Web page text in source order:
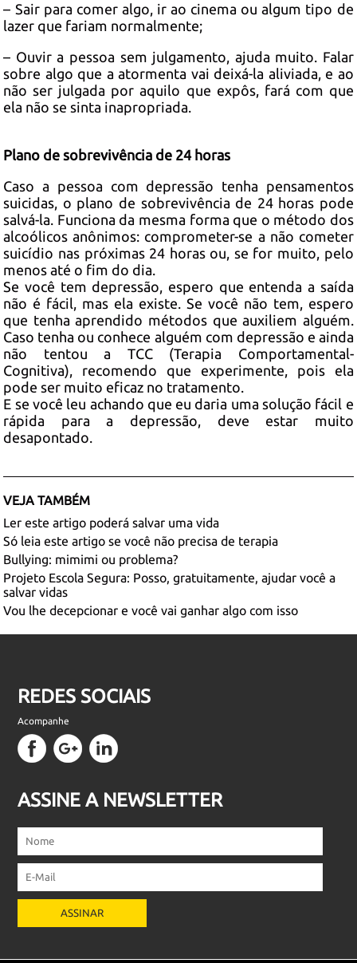
– Sair para comer algo, ir ao cinema ou algum tipo de
lazer que fariam normalmente;
– Ouvir a pessoa sem julgamento, ajuda muito. Falar
sobre algo que a atormenta vai deixá-la aliviada, e ao
não ser julgada por aquilo que expôs, fará com que
ela não se sinta inapropriada.
Plano de sobrevivência de 24 horas
Caso a pessoa com depressão tenha pensamentos
suicidas, o plano de sobrevivência de 24 horas pode
salvá-la. Funciona da mesma forma que o método dos
alcoólicos anônimos: comprometer-se a não cometer
suicídio nas próximas 24 horas ou, se for muito, pelo
menos até o fim do dia.
Se você tem depressão, espero que entenda a saída
não é fácil, mas ela existe. Se você não tem, espero
que tenha aprendido métodos que auxiliem alguém.
Caso tenha ou conhece alguém com depressão e ainda
não tentou a TCC (Terapia Comportamental-
Cognitiva), recomendo que experimente, pois ela
pode ser muito eficaz no tratamento.
E se você leu achando que eu daria uma solução fácil e
rápida para a depressão, deve estar muito
desapontado.
VEJA TAMBÉM
Ler este artigo poderá salvar uma vida
Só leia este artigo se você não precisa de terapia
Bullying: mimimi ou problema?
Projeto Escola Segura: Posso, gratuitamente, ajudar você a
salvar vidas
Vou lhe decepcionar e você vai ganhar algo com isso
REDES SOCIAIS
Acompanhe
ASSINE A NEWSLETTER